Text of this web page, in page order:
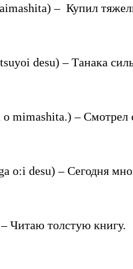
– Купил
desu) – Танака
mimashita.) –
desu) – Сегодня
Читаю толстую книгу.